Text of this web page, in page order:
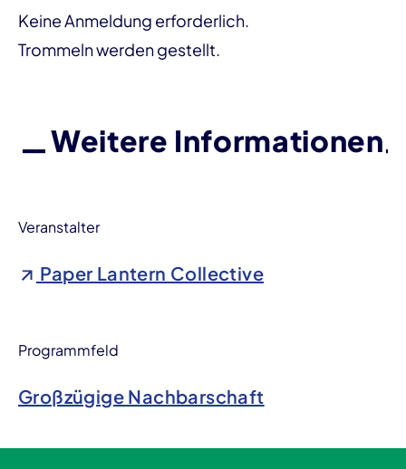
Keine Anmeldung erforderlich.
Trommeln werden gestellt.
Weitere Informationen
Veranstalter
Paper Lantern Collective
Programmfeld
Großzügige Nachbarschaft